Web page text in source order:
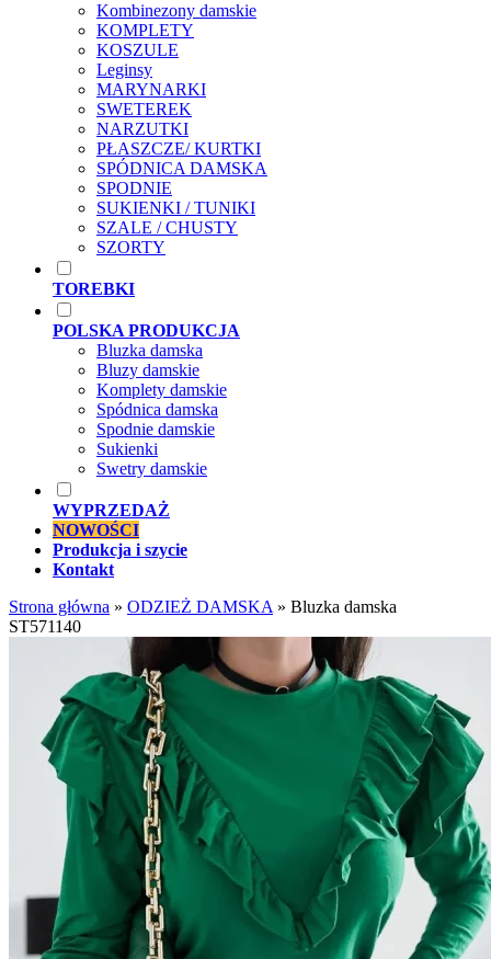
Kombinezony damskie
KOMPLETY
KOSZULE
Leginsy
MARYNARKI
SWETEREK
NARZUTKI
PŁASZCZE/ KURTKI
SPÓDNICA DAMSKA
SPODNIE
SUKIENKI / TUNIKI
SZALE / CHUSTY
SZORTY
TOREBKI
POLSKA PRODUKCJA
Bluzka damska
Bluzy damskie
Komplety damskie
Spódnica damska
Spodnie damskie
Sukienki
Swetry damskie
WYPRZEDAŻ
NOWOŚCI
Produkcja i szycie
Kontakt
Strona główna » ODZIEŻ DAMSKA » Bluzka damska
ST571140